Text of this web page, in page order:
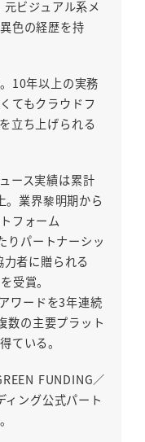
ビジュアル系メ
色の経歴を持
10年以上の実務
てもクラウドフ
立ち上げられる
ース実績は累計
業界黎明期から
フォーム
りパートナーシッ
者に贈られる
受賞。
ワードを3年連続
数の主要プラット
ている。
FUNDING／
ング公式パート